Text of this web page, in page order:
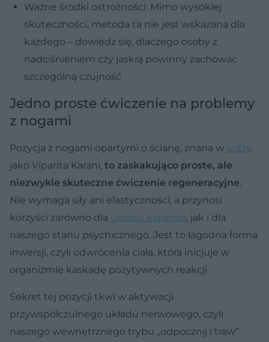
Ważne środki ostrożności: Mimo wysokiej
skuteczności, metoda ta nie jest wskazana dla
każdego – dowiedz się, dlaczego osoby z
nadciśnieniem czy jaskrą powinny zachować
szczególną czujność
Jedno proste ćwiczenie na problemy
z nogami
Pozycja z nogami opartymi o ścianę, znana w jodze
jako Viparita Karani, to zaskakująco proste, ale
niezwykle skuteczne ćwiczenie regeneracyjne.
Nie wymaga siły ani elastyczności, a przynosi
korzyści zarówno dla układu krążenia, jak i dla
naszego stanu psychicznego. Jest to łagodna forma
inwersji, czyli odwrócenia ciała, która inicjuje w
organizmie kaskadę pozytywnych reakcji.
Sekret tej pozycji tkwi w aktywacji
przywspółczulnego układu nerwowego, czyli
naszego wewnętrznego trybu „odpocznij i traw”.